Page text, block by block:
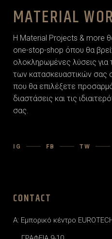
MATERIAL
Η Material Projects & more
one-stop-shop όπου θα
ολοκληρωμένες λύσεις για
των κατασκευαστικών σας
που θα επιλέξετε
διαστάσεις και τις
σας.
IG FB TW
CONTACT
A: Εμπορικό κέντρο